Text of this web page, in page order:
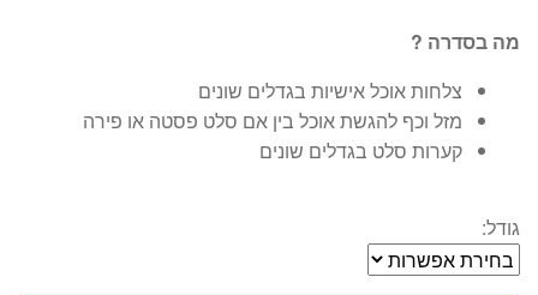
מה בסדרה ?
צלחות אוכל אישיות בגדלים שונים
מזל וכף להגשת אוכל בין אם סלט פסטה או פירה
קערות סלט בגדלים שונים
גודל: